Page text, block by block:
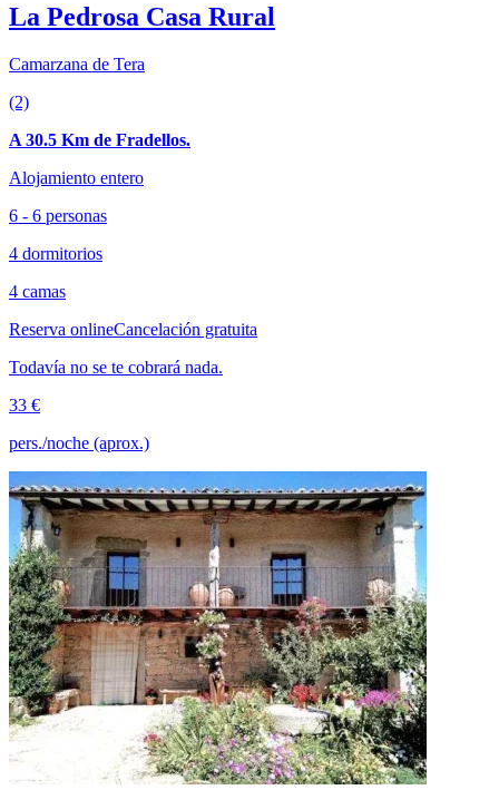
La Pedrosa Casa Rural
Camarzana de Tera
(2)
A 30.5 Km de Fradellos.
Alojamiento entero
6 - 6 personas
4 dormitorios
4 camas
Reserva onlineCancelación gratuita
Todavía no se te cobrará nada.
33 €
pers./noche (aprox.)